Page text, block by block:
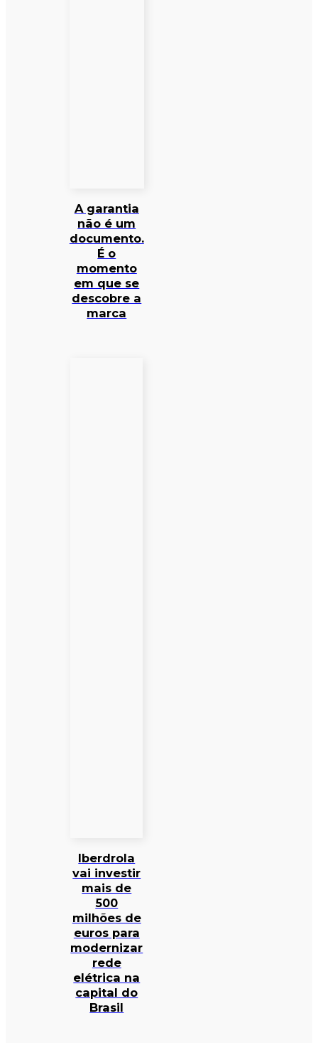
A garantia
não é um
documento.
É o
momento
em que se
descobre a
marca
Iberdrola
vai investir
mais de
500
milhões de
euros para
modernizar
rede
elétrica na
capital do
Brasil